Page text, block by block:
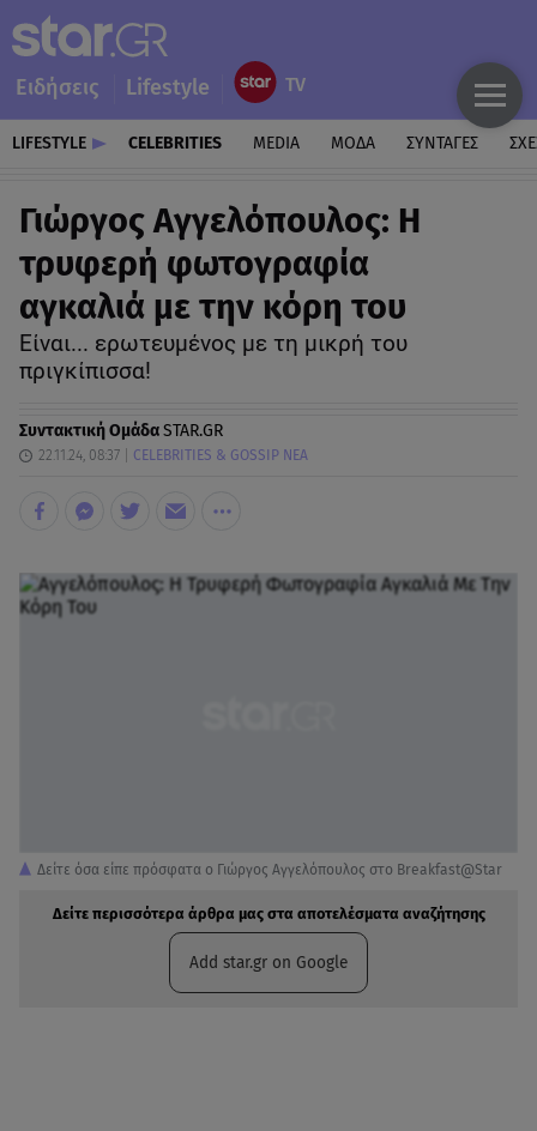
Ειδήσεις Lifestyle
LIFESTYLE CELEBRITIES MEDIA ΜΟΔΑ ΣΥΝΤΑΓΕΣ
Γιώργος Αγγελόπουλος: H
τρυφερή φωτογραφία
αγκαλιά με την κόρη του
Είναι... ερωτευμένος με τη μικρή του
πριγκίπισσα!
Συντακτική ΟμάδαSTAR.GR
22.11.24, 08:37 CELEBRITIES & GOSSIP ΝΕΑ
Δείτε όσα είπε πρόσφατα ο Γιώργος Αγγελόπουλος στο Breakfast@Star
Δείτε περισσότερα άρθρα μας στα αποτελέσματα αναζήτησης
Add star.gr on Google